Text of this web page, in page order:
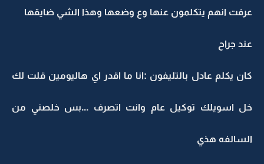
عرفت انهم يتكلمون عنها وع وضعها وهذا الشي ضايقها
عند جراح
كان يكلم عادل بالتليفون :انا ما اقدر اي هاليومين قلت لك
خل اسويلك توكيل عام وانت اتصرف ...بس خلصني من
السالفه هذي